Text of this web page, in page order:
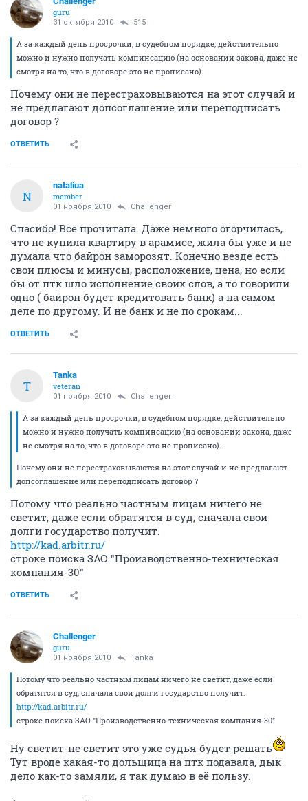
guru
31 октября 2010 515
А за каждый день просрочки, в судебном порядке, действительно
можно и нужно получать компинсацию (на основании закона, даже не
смотря на то, что в договоре это не прописано).
Почему они не перестраховываются на этот случай и
не предлагают допсоглашение или переподписать
договор ?
ОТВЕТИТЬ
N
nataliua
member
01 ноября 2010 Challenger
Спасибо! Все прочитала. Даже немного огорчилась,
что не купила квартиру в арамисе, жила бы уже и не
думала что байрон заморозят. Конечно везде есть
свои плюсы и минусы, расположение, цена, но если
бы от птк шло исполнение своих слов, а то говорили
одно ( байрон будет кредитовать банк) а на самом
деле по другому. И не банк и не по срокам...
ОТВЕТИТЬ
T
Tanka
veteran
01 ноября 2010 Challenger
А за каждый день просрочки, в судебном порядке, действительно
можно и нужно получать компинсацию (на основании закона, даже
не смотря на то, что в договоре это не прописано).
Почему они не перестраховываются на этот случай и не предлагают
допсоглашение или переподписать договор ?
Потому что реально частным лицам ничего не
светит, даже если обратятся в суд, сначала свои
долги государство получит.
http://kad.arbitr.ru/
строке поиска ЗАО "Производственно-техническая
компания-30"
ОТВЕТИТЬ
Challenger
guru
01 ноября 2010 Tanka
Потому что реально частным лицам ничего не светит, даже если
обратятся в суд, сначала свои долги государство получит.
http://kad.arbitr.ru/
строке поиска ЗАО "Производственно-техническая компания-30"
Ну светит-не светит это уже судья будет решать
Тут вроде какая-то дольщица на птк подавала, дык
дело как-то замяли, я так думаю в её пользу.